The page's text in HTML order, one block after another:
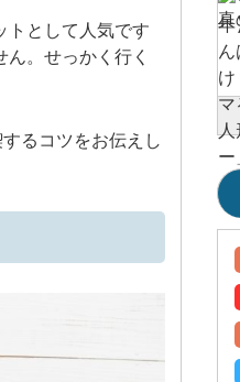
トとして人気です
。せっかく行く
るコツをお伝えし